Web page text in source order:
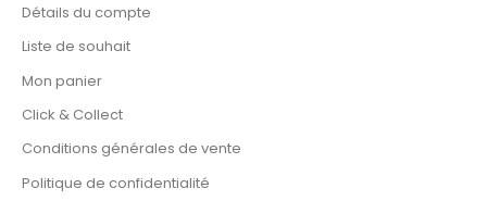
Détails du compte
Liste de souhait
Mon panier
Click & Collect
Conditions générales de vente
Politique de confidentialité